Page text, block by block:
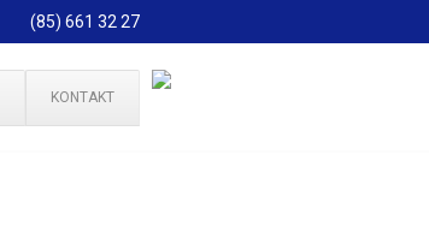
(85) 661 32 27
KONTAKT